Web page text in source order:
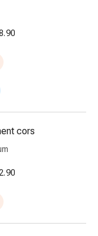
cors